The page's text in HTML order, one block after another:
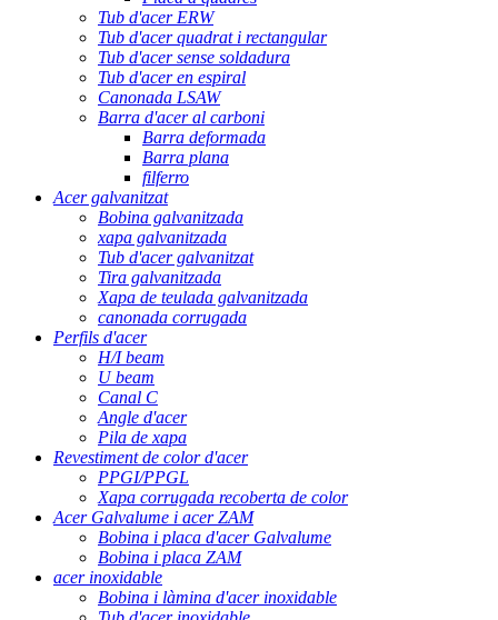
Tub d'acer ERW
Tub d'acer quadrat i rectangular
Tub d'acer sense soldadura
Tub d'acer en espiral
Canonada LSAW
Barra d'acer al carboni
Barra deformada
Barra plana
filferro
Acer galvanitzat
Bobina galvanitzada
xapa galvanitzada
Tub d'acer galvanitzat
Tira galvanitzada
Xapa de teulada galvanitzada
canonada corrugada
Perfils d'acer
H/I beam
U beam
Canal C
Angle d'acer
Pila de xapa
Revestiment de color d'acer
PPGI/PPGL
Xapa corrugada recoberta de color
Acer Galvalume i acer ZAM
Bobina i placa d'acer Galvalume
Bobina i placa ZAM
acer inoxidable
Bobina i làmina d'acer inoxidable